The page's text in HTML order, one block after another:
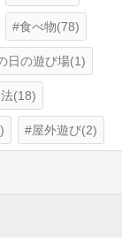
食べ物(78)
日の遊び場(1)
(18)
屋外遊び(2)